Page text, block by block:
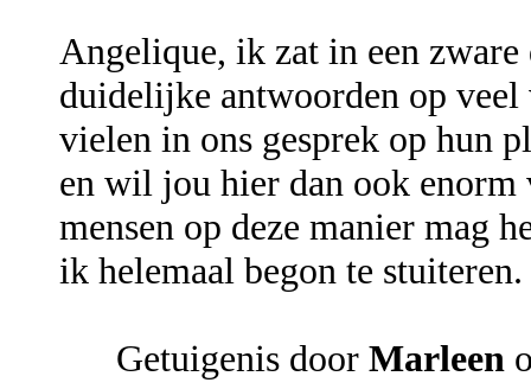
Angelique, ik zat in een
duidelijke antwoorden op veel
vielen in ons gesprek op hun
en wil jou hier dan ook
mensen op deze manier mag
ik helemaal begon te
Getuigenis door Marleen